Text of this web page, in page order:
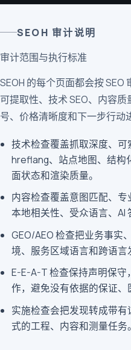
SEOH 审计说明
审计范围与执行标准
SEOH 的每个页面都会按 SEO
可提取性、技术 SEO、内容
号、价格清晰度和下一步行动
技术检查覆盖抓取深度、可
hreflang、站点地图、结构
面状态和渲染质量。
内容检查覆盖意图匹配、专
本地相关性、受众语言、AI
GEO/AEO 检查把业务事实
境、服务区域语言和跨语言
E-E-A-T 检查保持声明保
作，避免没有依据的保证、
实施检查会把发现转成带
式的工程、内容和测量任务。